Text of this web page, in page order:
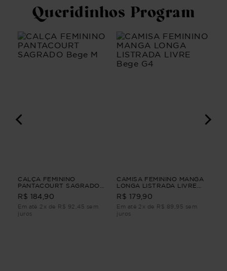
Queridinhos Program
CALÇA FEMININO
PANTACOURT SAGRADO
Bege M
R$ 184,90
Em até 2x de R$ 92,45 sem
juros
CAMISA FEMININO MANGA
LONGA LISTRADA LIVRE
Bege G4
R$ 179,90
Em até 2x de R$ 89,95 sem
juros